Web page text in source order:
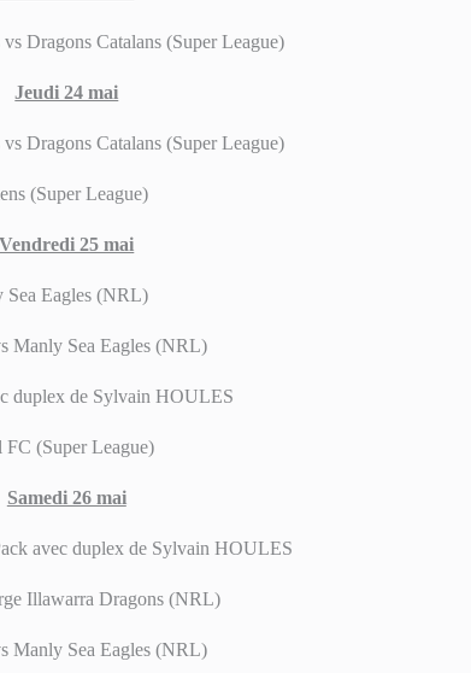
Dragons Catalans (Super League)
Jeudi 24 mai
Dragons Catalans (Super League)
(Super League)
Vendredi 25 mai
Sea Eagles (NRL)
Manly Sea Eagles (NRL)
duplex de Sylvain HOULES
(Super League)
Samedi 26 mai
avec duplex de Sylvain HOULES
Illawarra Dragons (NRL)
Manly Sea Eagles (NRL)